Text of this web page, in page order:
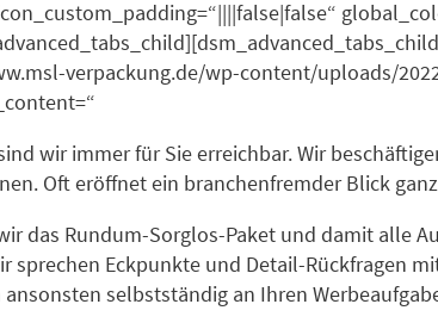
verpackung.de/wp-content/uploads/
wir immer für Sie erreichbar. Wir
Oft eröffnet ein branchenfremder Blick
das Rundum-Sorglos-Paket und damit alle
sprechen Eckpunkte und Detail-Rückfragen
selbstständig an Ihren